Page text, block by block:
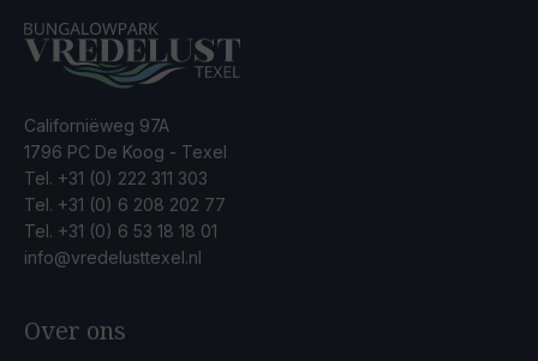
Californiëweg 97A
1796 PC De Koog - Texel
Tel. +31 (0) 222 311 303
Tel. +31 (0) 6 208 202 77
Tel. +31 (0) 6 53 18 18 01
info@vredelusttexel.nl
Over ons